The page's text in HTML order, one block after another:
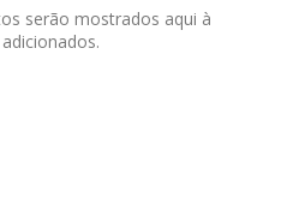
serão mostrados aqui à